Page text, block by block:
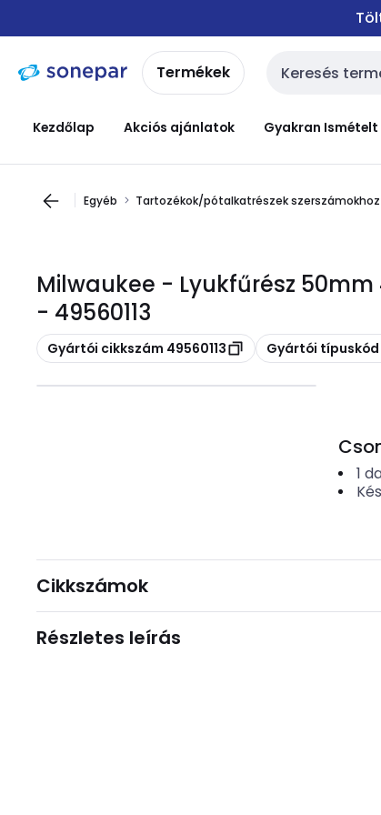
navigációhoztartalomra
Termékek Keresési bemenet
Kezdőlap Akciós ajánlatok Gyakran Ismételt
Egyéb Tartozékok/pótalkatrészek szerszámokhoz
Milwaukee - Lyukfűrész 50mm
- 49560113
Másolás
Gyártói cikkszám 49560113 Másolás
Gyártói típuskód
1
Cikkszámok
Részletes leírás